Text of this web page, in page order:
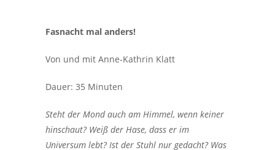
Fasnacht mal anders!
Von und mit Anne-Kathrin Klatt
Dauer: 35 Minuten
Steht der Mond auch am Himmel, wenn keiner
hinschaut? Weiß der Hase, dass er im
Universum lebt? Ist der Stuhl nur gedacht? Was